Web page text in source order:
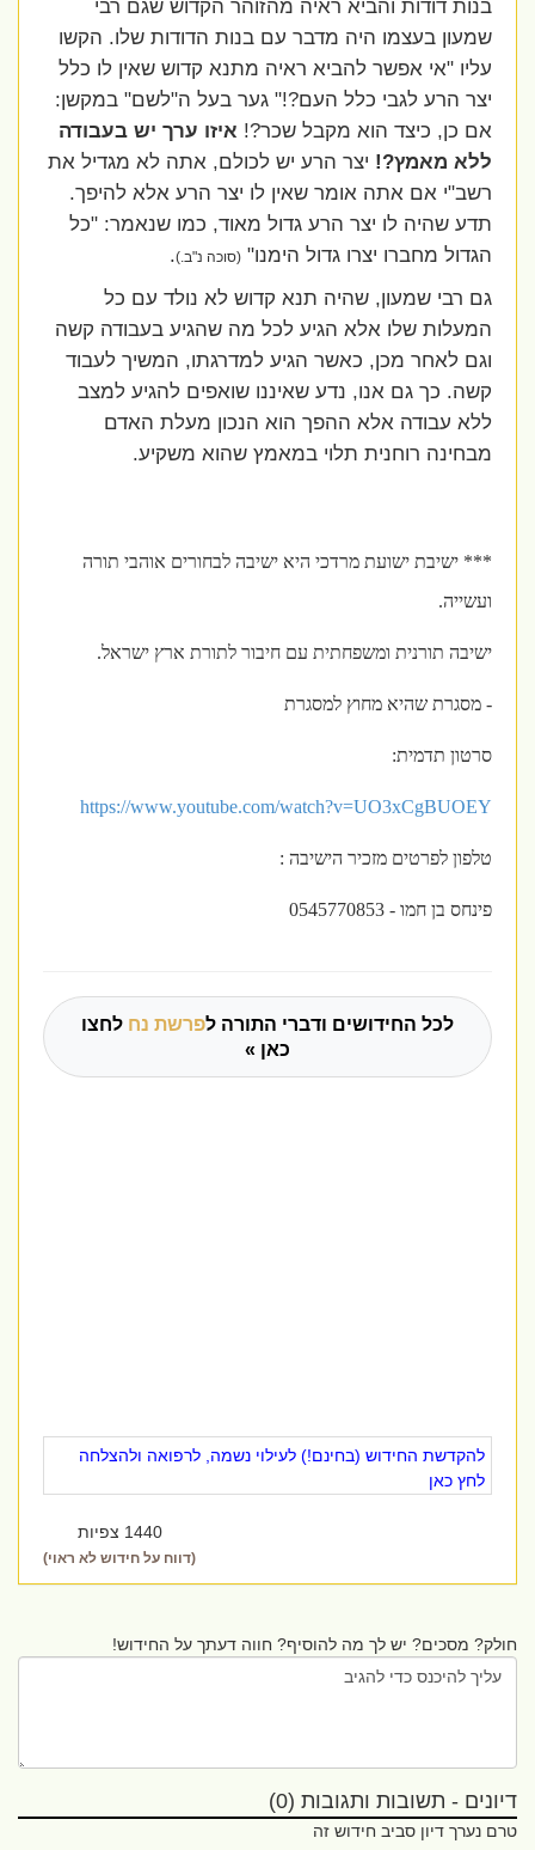
בנות דודות והביא ראיה מהזוהר הקדוש שגם רבי
שמעון בעצמו היה מדבר עם בנות הדודות שלו. הקשו
עליו "אי אפשר להביא ראיה מתנא קדוש שאין לו כלל
יצר הרע לגבי כלל העם?!" גער בעל ה"לשם" במקשן:
אם כן, כיצד הוא מקבל שכר?!איזו ערך יש בעבודה
ללא מאמץ?!יצר הרע יש לכולם, אתה לא מגדיל את
רשב"י אם אתה אומר שאין לו יצר הרע אלא להיפך.
תדע שהיה לו יצר הרע גדול מאוד, כמו שנאמר: "כל
הגדול מחברו יצרו גדול הימנו" (סוכה נ"ב.).
גם רבי שמעון, שהיה תנא קדוש לא נולד עם כל
המעלות שלו אלא הגיע לכל מה שהגיע בעבודה קשה
וגם לאחר מכן, כאשר הגיע למדרגתו, המשיך לעבוד
קשה. כך גם אנו, נדע שאיננו שואפים להגיע למצב
ללא עבודה אלא ההפך הוא הנכון מעלת האדם
מבחינה רוחנית תלוי במאמץ שהוא משקיע.
*** ישיבת ישועת מרדכי היא ישיבה לבחורים אוהבי תורה
ועשייה.
ישיבה תורנית ומשפחתית עם חיבור לתורת ארץ ישראל.
- מסגרת שהיא מחוץ למסגרת
סרטון תדמית:
https://www.youtube.com/watch?v=UO3xCgBUOEY
טלפון לפרטים מזכיר הישיבה :
פינחס בן חמו - 0545770853
לכל החידושים ודברי התורה לפרשת נחלחצו
כאן »
להקדשת החידוש (בחינם!) לעילוי נשמה, לרפואה ולהצלחה
לחץ כאן
1440 צפיות
(דווח על חידוש לא ראוי)
חולק? מסכים? יש לך מה להוסיף? חווה דעתך על החידוש!
דיונים - תשובות ותגובות (0)
טרם נערך דיון סביב חידוש זה